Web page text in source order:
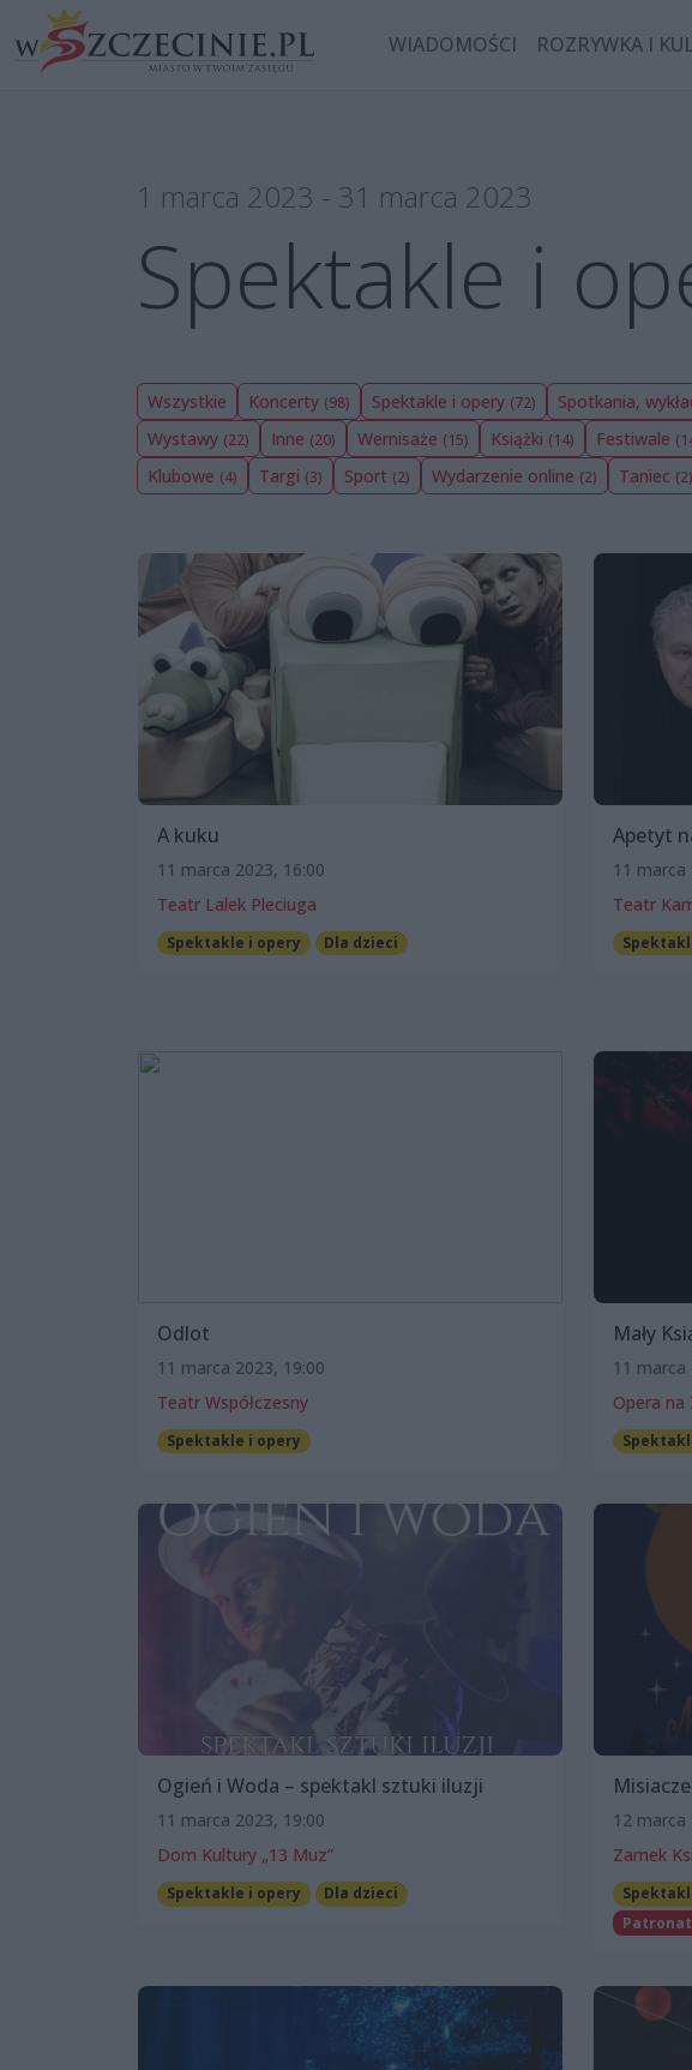
WIADOMOŚCI ROZRYWKA I
1 marca 2023 - 31 marca 2023
Spektakle i
Wszystkie Koncerty (98) Spektakle i opery (72) Spotkania,
Wystawy (22) Inne (20) Wernisaże (15) Książki (14) Festiwale
Klubowe (4) Targi (3) Sport (2) Wydarzenie online (2) Taniec (2)
A kuku
11 marca 2023, 16:00
Teatr Lalek Pleciuga
Spektakle i opery Dla dzieci
Apetyt
11 marca
Teatr
Odlot
11 marca 2023, 19:00
Teatr Współczesny
Spektakle i opery
Mały
11 marca
Opera na
Ogień i Woda – spektakl sztuki iluzji
11 marca 2023, 19:00
Dom Kultury „13 Muz”
Spektakle i opery Dla dzieci
12 marca
Zamek